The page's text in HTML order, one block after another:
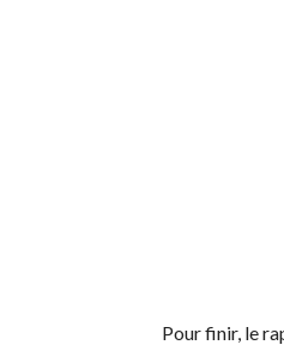
Pour finir, le